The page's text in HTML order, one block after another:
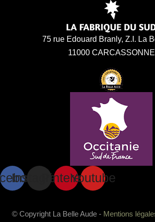
75 rue Edouard Branly, Z.I. La
11000 CARCASSONNE
InstagramPinterestYoutube
© Copyright La Belle Aude - Mentions